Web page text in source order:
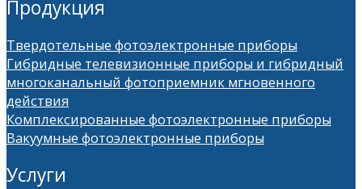
Продукция
Твердотельные фотоэлектронные приборы
Гибридные телевизионные приборы и гибридный
многоканальный фотоприемник мгновенного
действия
Комплексированные фотоэлектронные приборы
Вакуумные фотоэлектронные приборы
Услуги